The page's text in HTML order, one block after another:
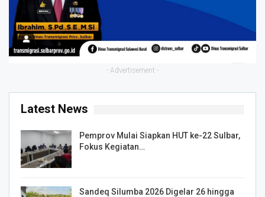
- Advertisement -
Latest News
Pemprov Mulai Siapkan HUT ke-22 Sulbar,
Fokus Kegiatan…
Sandeq Silumba 2026 Digelar 26 hingga